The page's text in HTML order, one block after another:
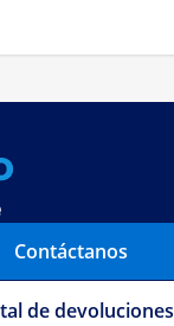
Contáctanos
de devoluciones